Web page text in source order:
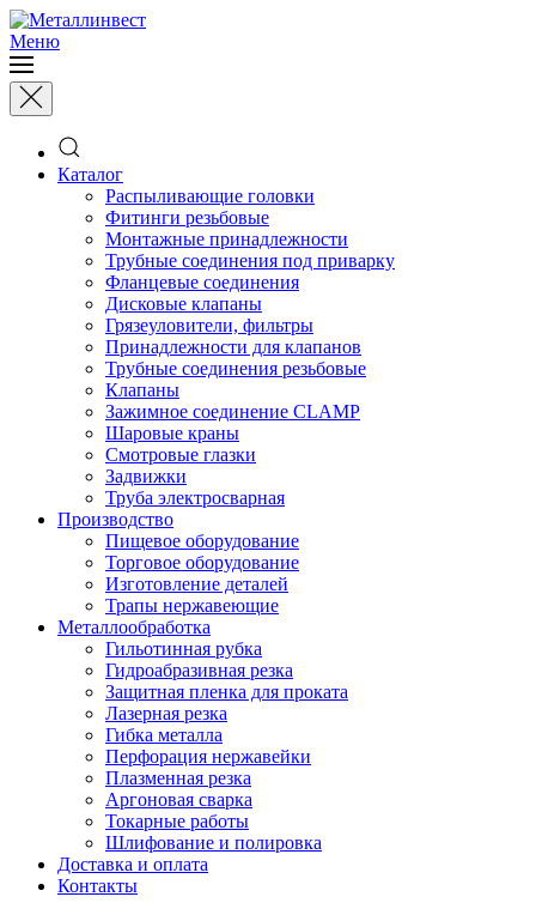
Меню
Каталог
Распыливающие головки
Фитинги резьбовые
Монтажные принадлежности
Трубные соединения под приварку
Фланцевые соединения
Дисковые клапаны
Грязеуловители, фильтры
Принадлежности для клапанов
Трубные соединения резьбовые
Клапаны
Зажимное соединение CLAMP
Шаровые краны
Смотровые глазки
Задвижки
Труба электросварная
Производство
Пищевое оборудование
Торговое оборудование
Изготовление деталей
Трапы нержавеющие
Металлообработка
Гильотинная рубка
Гидроабразивная резка
Защитная пленка для проката
Лазерная резка
Гибка металла
Перфорация нержавейки
Плазменная резка
Аргоновая сварка
Токарные работы
Шлифование и полировка
Доставка и оплата
Контакты